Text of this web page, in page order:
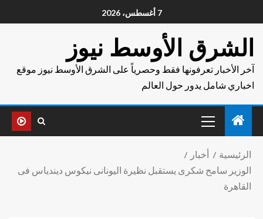
7 أغسطس، 2026
الشرق الأوسط نيوز
آخر الأخبار تعرفونها فقط وحصرياً على الشرق الأوسط نيوز موقع
اخباري شامل يدور حول العالم
الرئيسية
أخبار
الوزير سامح شكرى يستقبل نظيرة اليونانى نيكوس ديندياس فى
القاهرة